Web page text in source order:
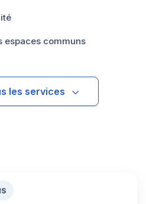
espaces communs
les services